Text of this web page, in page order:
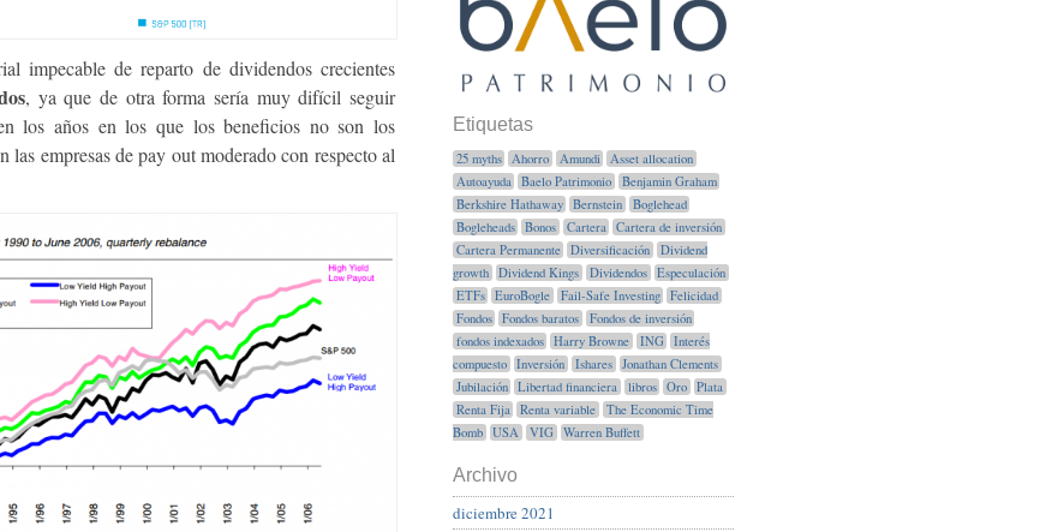
impecable de reparto de dividendos crecientes
, ya que de otra forma sería muy difícil seguir
los años en los que los beneficios no son los
las empresas de pay out moderado con respecto al
Etiquetas
25 myths Ahorro Amundi
Asset allocation
Autoayuda
Baelo Patrimonio
Benjamin Graham
Berkshire Hathaway
Bernstein
Boglehead
Bogleheads
Bonos Cartera
Cartera de inversión
Cartera Permanente
Diversificación
Dividend
growth
Dividend Kings Dividendos
Especulación
ETFs
EuroBogle Fail-Safe Investing
Felicidad
Fondos
Fondos baratos
Fondos de inversión
fondos indexados
Harry Browne ING
Interés
compuesto
Inversión Ishares
Jonathan Clements
Jubilación
Libertad financiera libros Oro
Plata
Renta Fija
Renta variable
The Economic Time
Bomb
USA VIG Warren Buffett
Archivo
diciembre 2021